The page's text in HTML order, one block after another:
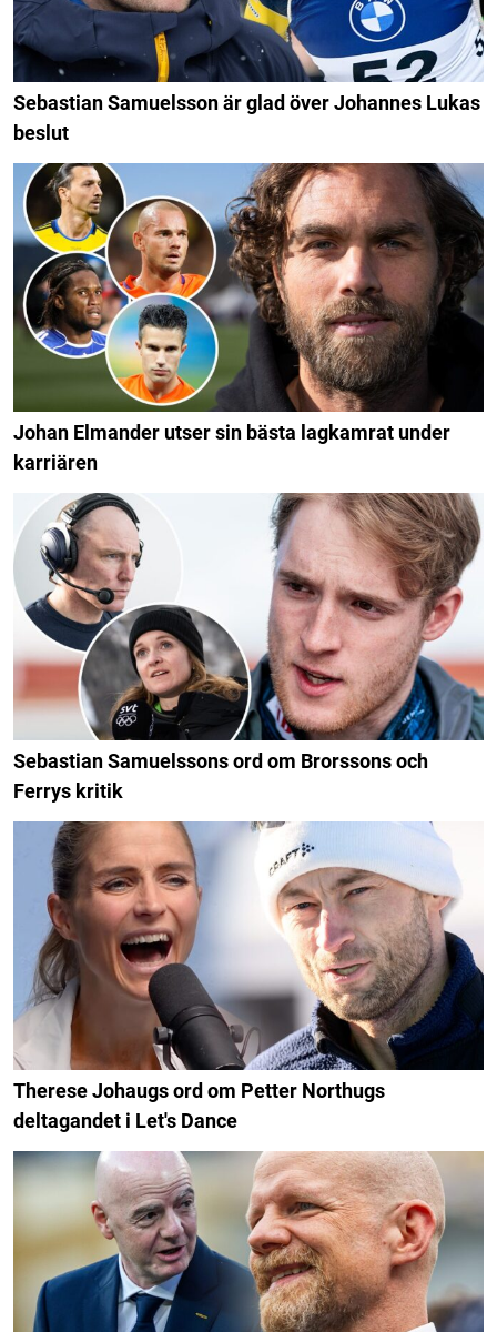
Sebastian Samuelsson är glad över Johannes Lukas
beslut
Johan Elmander utser sin bästa lagkamrat under
karriären
Sebastian Samuelssons ord om Brorssons och
Ferrys kritik
Therese Johaugs ord om Petter Northugs
deltagandet i Let's Dance